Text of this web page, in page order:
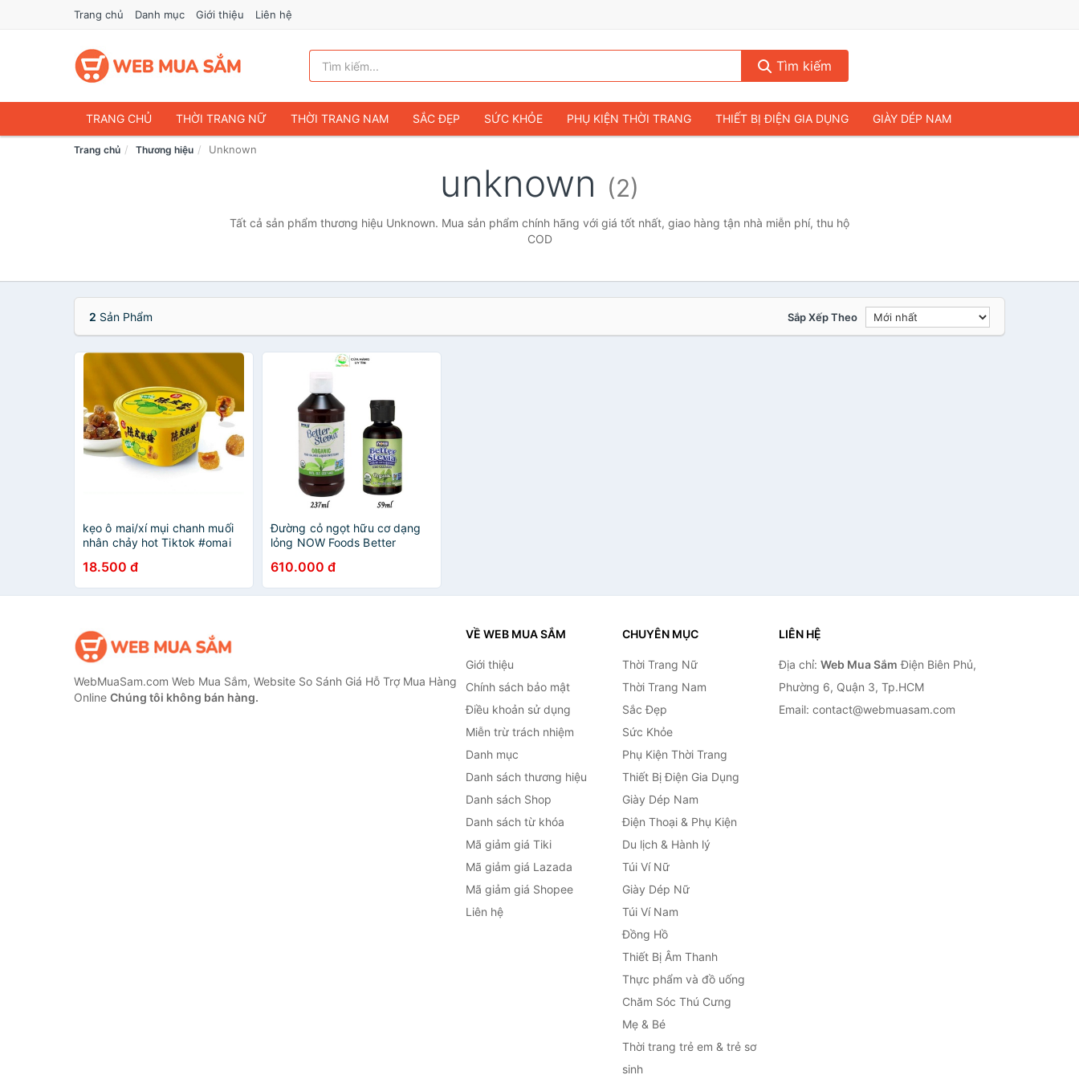
Trang chủ Danh mục Giới thiệu Liên hệ
Tìm kiếm
TRANG CHỦ THỜI TRANG NỮ THỜI TRANG NAM SẮC ĐẸP SỨC KHỎE PHỤ KIỆN THỜI TRANG THIẾT BỊ ĐIỆN GIA DỤNG GIÀY DÉP NAM
ĐIỆN THOẠI & PHỤ KIỆN DU LỊCH & HÀNH LÝ
THỜI TRANG TRẺ EM & TRẺ SƠ SINH GAMING & CONSOLE
VĂN PHÒNG PHẨM SỞ THÍCH & SƯU TẦM Ô TÔ MÔ TÔ, XE MÁY SÁCH & TẠP CHÍ MÁY TÍNH & LAPTOP
Trang chủ Thương hiệu Unknown
unknown (2)
Tất cả sản phẩm thương hiệu Unknown. Mua sản phẩm chính hãng với giá tốt nhất, giao hàng tận nhà miễn phí, thu hộ
COD
2 Sản Phẩm Sắp Xếp Theo
kẹo ô mai/xí mụi chanh muối
nhân chảy hot Tiktok #omai
18.500 đ
Đường cỏ ngọt hữu cơ dạng
lỏng NOW Foods Better
610.000 đ
WebMuaSam.com Web Mua Sắm, Website So Sánh Giá Hỗ Trợ Mua Hàng
Online Chúng tôi không bán hàng.
VỀ WEB MUA SẮM
Giới thiệu
Chính sách bảo mật
Điều khoản sử dụng
Miễn trừ trách nhiệm
Danh mục
Danh sách thương hiệu
Danh sách Shop
Danh sách từ khóa
Mã giảm giá Tiki
Mã giảm giá Lazada
Mã giảm giá Shopee
Liên hệ
CHUYÊN MỤC
Thời Trang Nữ
Thời Trang Nam
Sắc Đẹp
Sức Khỏe
Phụ Kiện Thời Trang
Thiết Bị Điện Gia Dụng
Giày Dép Nam
Điện Thoại & Phụ Kiện
Du lịch & Hành lý
Túi Ví Nữ
Giày Dép Nữ
Túi Ví Nam
Đồng Hồ
Thiết Bị Âm Thanh
Thực phẩm và đồ uống
Chăm Sóc Thú Cưng
Mẹ & Bé
Thời trang trẻ em & trẻ sơ
sinh
LIÊN HỆ
Địa chỉ: Web Mua Sắm Điện Biên Phủ,
Phường 6, Quận 3, Tp.HCM
Email: contact@webmuasam.com